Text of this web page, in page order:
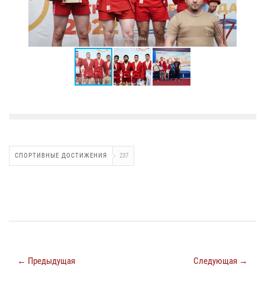
СПОРТИВНЫЕ ДОСТИЖЕНИЯ 237
← Предыдущая Следующая →